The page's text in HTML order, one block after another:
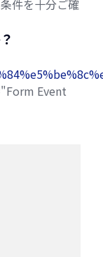
件を十分ご確
Event